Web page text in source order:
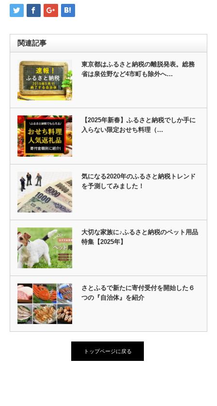
関連記事
東京都はふるさと納税の離脱発表。総務
省は泉佐野など4市町も除外へ…
【2025年新春】ふるさと納税でしか手に
入らない限定おせち料理（…
気になる2020年のふるさと納税トレンド
を予測してみました！
大切な家族に♪ふるさと納税のペット用品
特集【2025年】
さとふるで新たに寄付受付を開始した６
つの『自治体』を紹介
トップページに戻る